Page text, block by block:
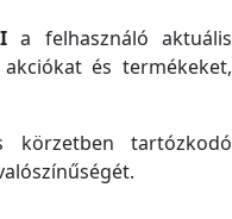
a felhasználó aktuális
és termékeket,
körzetben tartózkodó